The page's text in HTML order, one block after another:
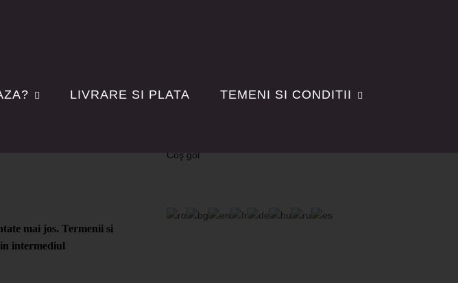
LIVRARE SI PLATA TEMENI SI CONDITII
mai jos. Termenii si
intermediul
Coş gol